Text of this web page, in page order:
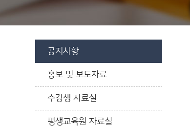
공지사항
홍보 및 보도자료
수강생 자료실
평생교육원 자료실